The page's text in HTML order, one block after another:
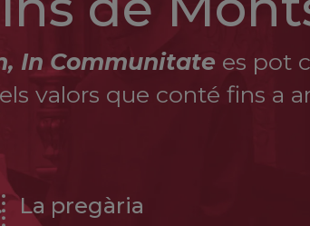
In Communitate es pot
valors que conté fins a
La pregària